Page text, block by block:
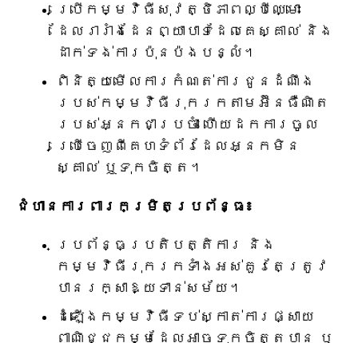
ប្រើកម្មវិធីសុវត្ថិភាពល្បីឈ្មោះ
ដែលរារាំងដែនព្យាបាទដែលគេស្គាល់ និង
ដាក់ទង់ការប៉ុនប៉ងបន្លំ។
ពិនិត្យមើលការកំណត់ការជូនដំណឹង
របស់កម្មវិធីរុករកតាមអ៊ីនធឺណិត
របស់អ្នកជាប្រចាំ ហើយដកការចូល
ប្រើចេញពីគេហទំព័រដែលអ្នកមិន
ស្គាល់ ឬទុកចិត្ត។
ជំហានការពារកម្រិតប្រព័ន្ធ៖
ប្រព័ន្ធប្រតិបត្តិការ និង
កម្មវិធីរុករកទាំងអស់គួរតែត្រូវ
បានរក្សាឱ្យទាន់សម័យ។
ដំឡើងកម្មវិធីទប់ស្កាត់ការផ្សាយ
ពាណិជ្ជកម្មដែលអាចទុកចិត្តបាន ឬ